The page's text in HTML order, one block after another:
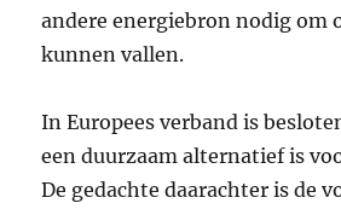
andere energiebron nodig om
kunnen vallen.
In Europees verband is
een duurzaam alternatief is
De gedachte daarachter is de